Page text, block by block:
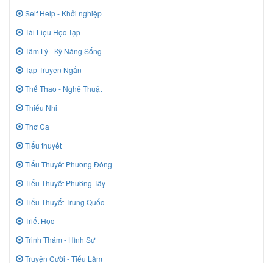
Self Help - Khởi nghiệp
Tài Liệu Học Tập
Tâm Lý - Kỹ Năng Sống
Tập Truyện Ngắn
Thể Thao - Nghệ Thuật
Thiếu Nhi
Thơ Ca
Tiểu thuyết
Tiểu Thuyết Phương Đông
Tiểu Thuyết Phương Tây
Tiểu Thuyết Trung Quốc
Triết Học
Trinh Thám - Hình Sự
Truyện Cười - Tiếu Lâm